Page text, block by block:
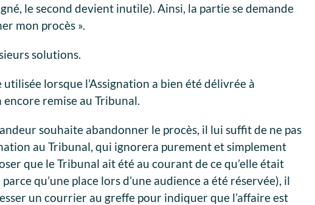
le second devient inutile). Ainsi, la partie se demande
mon procès ».
solutions.
lorsque l’Assignation a bien été délivrée à
encore remise au Tribunal.
souhaite abandonner le procès, il lui suffit de ne pas
au Tribunal, qui ignorera purement et simplement
que le Tribunal ait été au courant de ce qu’elle était
qu’une place lors d’une audience a été réservée), il
un courrier au greffe pour indiquer que l’affaire est